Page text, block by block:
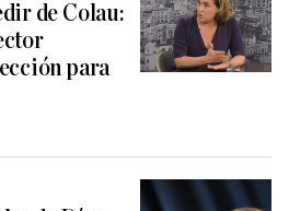
de Colau:
para